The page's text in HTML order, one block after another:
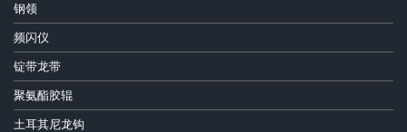
钢领
频闪仪
锭带龙带
聚氨酯胶辊
土耳其尼龙钩